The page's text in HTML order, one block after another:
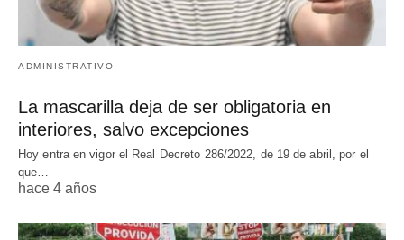
ADMINISTRATIVO
La mascarilla deja de ser obligatoria en
interiores, salvo excepciones
Hoy entra en vigor el Real Decreto 286/2022, de 19 de abril, por el
que…
hace 4 años